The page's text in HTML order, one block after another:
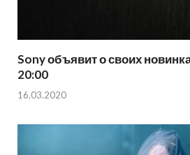
Sony объявит о своих
20:00
16.03.2020